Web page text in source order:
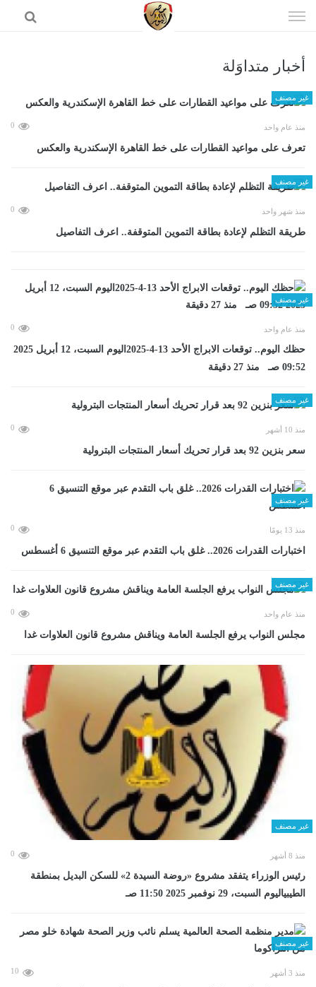
الى
أخبار متداوَلة
غير مصنف
منذ عام واحد 0
تعرف على مواعيد القطارات على خط القاهرة الإسكندرية والعكس
غير مصنف
منذ شهر واحد 0
طريقة التظلم لإعادة بطاقة التموين المتوقفة.. اعرف التفاصيل
غير مصنف
منذ عام واحد 0
حظك اليوم.. توقعات الابراج الأحد 13-4-2025اليوم السبت، 12 أبريل 2025
09:52 صـ منذ 27 دقيقة
غير مصنف
منذ 10 أشهر 0
سعر بنزين 92 بعد قرار تحريك أسعار المنتجات البترولية
غير مصنف
منذ 13 يومًا 0
اختبارات القدرات 2026.. غلق باب التقدم عبر موقع التنسيق 6 أغسطس
غير مصنف
منذ عام واحد 0
مجلس النواب يرفع الجلسة العامة ويناقش مشروع قانون العلاوات غدا
غير مصنف
منذ 8 أشهر 0
رئيس الوزراء يتفقد مشروع «روضة السيدة 2» للسكن البديل بمنطقة
الطيبياليوم السبت، 29 نوفمبر 2025 11:50 صـ
غير مصنف
منذ 3 أشهر 10